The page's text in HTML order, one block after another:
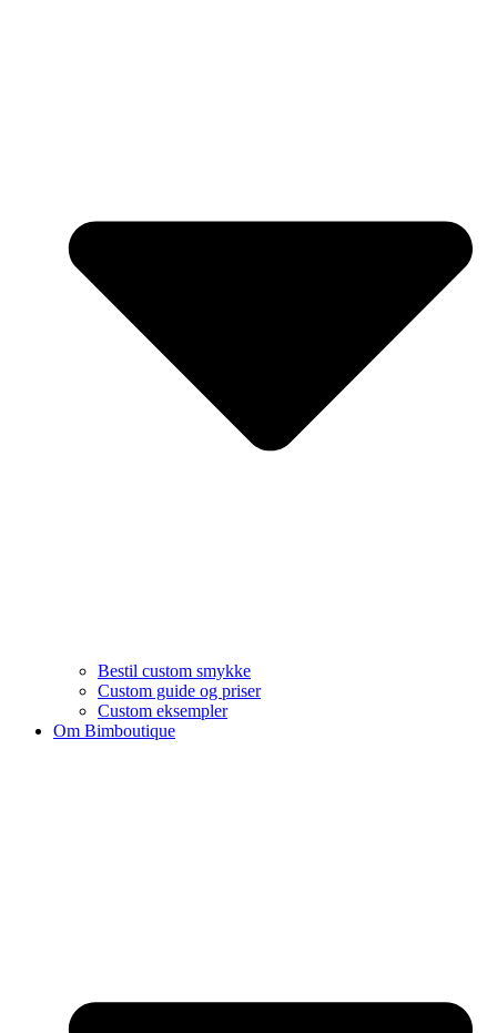
Bestil custom smykke
Custom guide og priser
Custom eksempler
Om Bimboutique